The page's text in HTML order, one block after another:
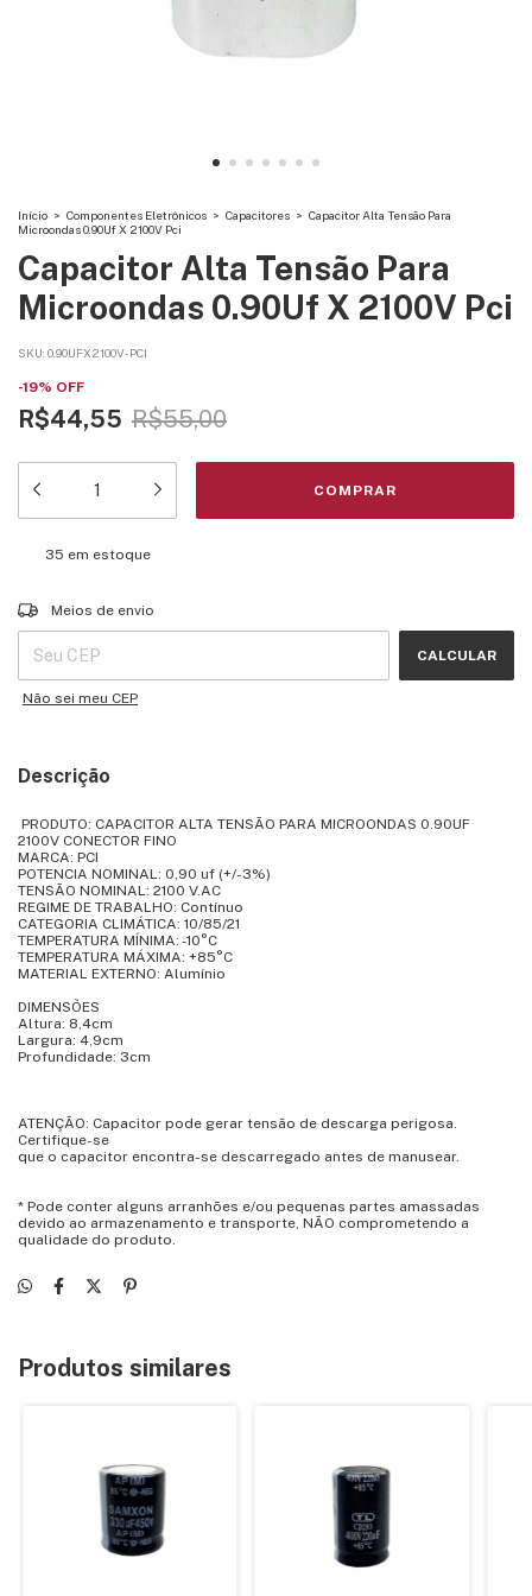
Início > Componentes Eletrônicos > Capacitores > Capacitor Alta Tensão Para
Microondas 0.90Uf X 2100V Pci
Capacitor Alta Tensão Para
Microondas 0.90Uf X 2100V Pci
SKU: 0.90UFX2100V-PCI
-19% OFF
R$44,55 R$55,00
35 em estoque
Entregas para o CEP:
Meios de envio
CALCULAR
Não sei meu CEP
Descrição
PRODUTO: CAPACITOR ALTA TENSÃO PARA MICROONDAS 0.90UF
2100V CONECTOR FINO
MARCA: PCI
POTENCIA NOMINAL: 0,90 uf (+/-3%)
TENSÃO NOMINAL: 2100 V.AC
REGIME DE TRABALHO: Contínuo
CATEGORIA CLIMÁTICA: 10/85/21
TEMPERATURA MÍNIMA: -10°C
TEMPERATURA MÁXIMA: +85°C
MATERIAL EXTERNO: Alumínio
DIMENSÕES
Altura: 8,4cm
Largura: 4,9cm
Profundidade: 3cm
ATENÇÃO: Capacitor pode gerar tensão de descarga perigosa.
Certifique-se
que o capacitor encontra-se descarregado antes de manusear.
* Pode conter alguns arranhões e/ou pequenas partes amassadas
devido ao armazenamento e transporte, NÃO comprometendo a
qualidade do produto.
Produtos similares